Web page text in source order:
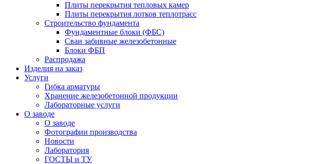
Плиты перекрытия тепловых камер
Плиты перекрытия лотков теплотрасс
Строительство фундамента
Фундаментные блоки (ФБС)
Сваи забивные железобетонные
Блоки ФБП
Распродажа
Изделия на заказ
Услуги
Гибка арматуры
Хранение железобетонной продукции
Лабораторные услуги
О заводе
О заводе
Фотографии производства
Новости
Лаборатория
ГОСТЫ и ТУ